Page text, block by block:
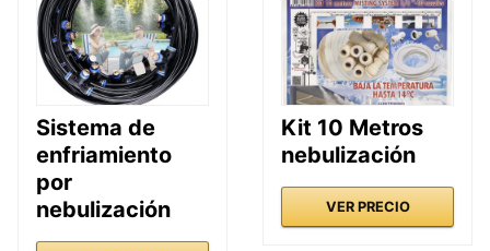
Sistema de
enfriamiento
por
nebulización
Kit 10 Metros
nebulización
VER PRECIO